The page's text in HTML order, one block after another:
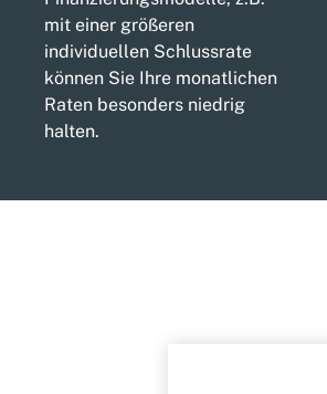
mit einer größeren
individuellen Schlussrate
können Sie Ihre monatlichen
Raten besonders niedrig
halten.